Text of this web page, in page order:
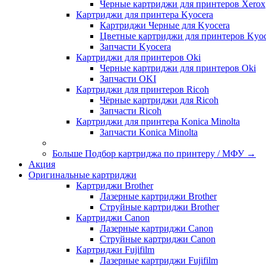
Черные картриджи для принтеров Xerox
Картриджи для принтера Kyocera
Картриджи Черные для Kyocera
Цветные картриджи для принтеров
Запчасти Kyocera
Картриджи для принтеров Oki
Черные картриджи для принтеров Oki
Запчасти OKI
Картриджи для принтеров Ricoh
Чёрные картриджи для Ricoh
Запчасти Ricoh
Картриджи для принтера Konica Minolta
Запчасти Koniсa Minolta
Больше Подбор картриджа по принтеру / МФУ →
Акция
Оригинальные картриджи
Картриджи Brother
Лазерные картриджи Brother
Струйные картриджи Brother
Картриджи Canon
Лазерные картриджи Canon
Струйные картриджи Canon
Картриджи Fujifilm
Лазерные картриджи Fujifilm